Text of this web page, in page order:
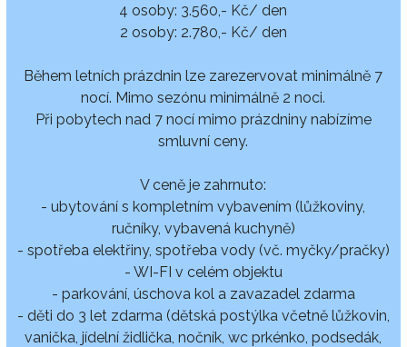
4 osoby: 3.560,- Kč/ den
2 osoby: 2.780,- Kč/ den
Během letních prázdnin lze zarezervovat minimálně 7
nocí. Mimo sezónu minimálně 2 noci.
Při pobytech nad 7 nocí mimo prázdniny nabízíme
smluvní ceny.
V ceně je zahrnuto:
- ubytování s kompletním vybavením (lůžkoviny,
ručníky, vybavená kuchyně)
- spotřeba elektřiny, spotřeba vody (vč. myčky/pračky)
- WI-FI v celém objektu
- parkování, úschova kol a zavazadel zdarma
- děti do 3 let zdarma (dětská postýlka včetně lůžkovin,
vanička, jídelní židlička, nočník, wc prkénko, podsedák,